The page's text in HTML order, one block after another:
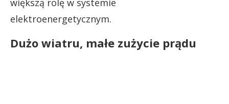
większą rolę w systemie
elektroenergetycznym.
Dużo wiatru, małe zużycie prądu